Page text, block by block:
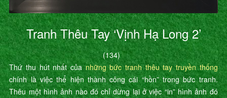
Tranh Thêu Tay ‘Vịnh Hạ Long 2’
(134)
Thứ thu hút nhất củanhững bức tranh thêu tay truyền thống
chính là việc thể hiện thành công cái “hồn” trong bức tranh.
Thêu một hình ảnh nào đó chỉ dừng lại ở việc “in” hình ảnh đó